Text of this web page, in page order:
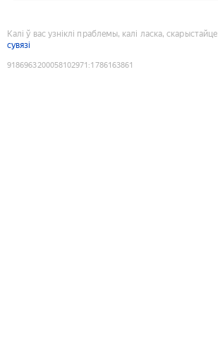
Калі ў вас узніклі праблемы, калі ласка, скарыстайце
сувязі
9186963200058102971 :1786163861